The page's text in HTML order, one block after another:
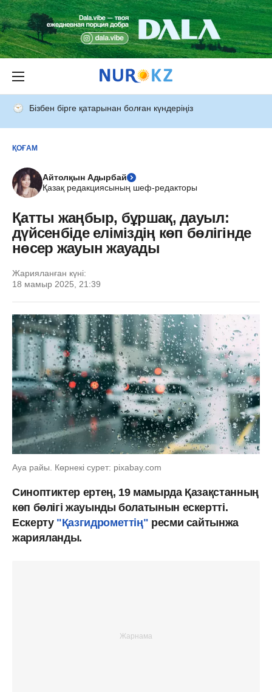
Бізбен бірге қатарынан болған күндеріңіз
ҚОҒАМ
Айтолқын Адырбай
Қазақ редакциясының шеф-редакторы
Қатты жаңбыр, бұршақ, дауыл:
дүйсенбіде еліміздің көп бөлігінде
нөсер жауын жауады
Жарияланған күні:
18 мамыр 2025, 21:39
Ауа райы. Көрнекі сурет: pixabay.com
Синоптиктер ертең, 19 мамырда Қазақстанның
көп бөлігі жауынды болатынын ескертті.
Ескерту "Қазгидрометтің" ресми сайтынжа
жарияланды.